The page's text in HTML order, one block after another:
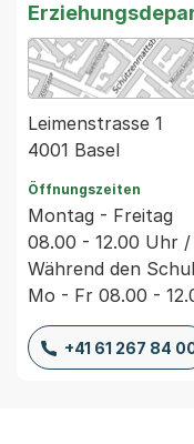
Leimenstrasse 1
4001 Basel
Öffnungszeiten
Montag - Freitag
08.00 - 12.00 Uhr /
Während den
Mo - Fr 08.00 -
+41 61 267 84